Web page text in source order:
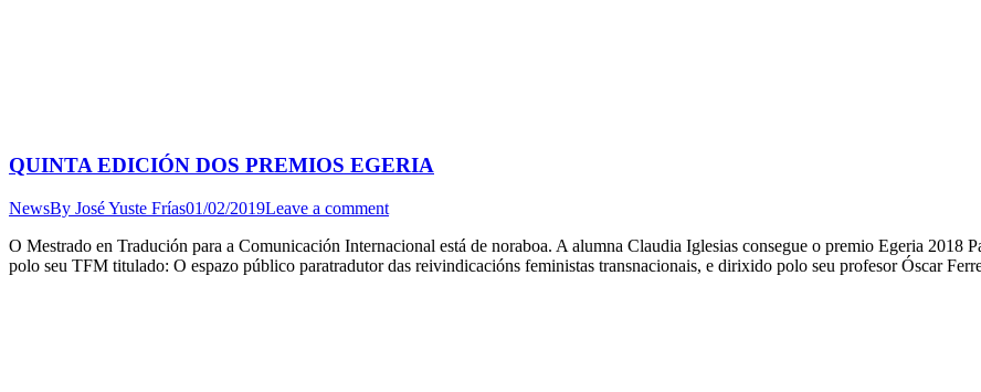
QUINTA EDICIÓN DOS PREMIOS EGERIA
NewsBy José Yuste Frías01/02/2019Leave a comment
O Mestrado en Tradución para a Comunicación Internacional está de noraboa. A alumna Claudia Iglesias consegue o premio Egeria 2018
polo seu TFM titulado: O espazo público paratradutor das reivindicacións feministas transnacionais, e dirixido polo seu profesor Óscar